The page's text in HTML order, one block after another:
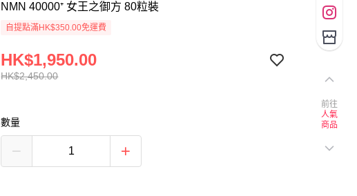
NMN 40000⁺ 女王之御方 80粒裝
自提點滿HK$350.00免運費
HK$2,450.00
HK$1,950.00
數量
前往
人氣
商品